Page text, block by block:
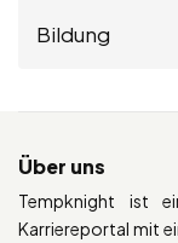
Bildung
Über uns
Tempknight ist
Karriereportal mit